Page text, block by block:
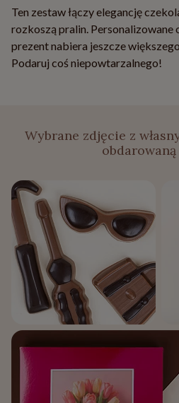
Ten zestaw łączy elegancję
rozkoszą pralin. Personalizowane
prezent nabiera jeszcze
Podaruj coś niepowtarzalnego!
Wybrane zdjęcie z
obdarowaną